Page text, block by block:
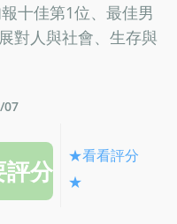
十佳第1位、最佳男
對人與社會、生存與
07
★看看評分
★